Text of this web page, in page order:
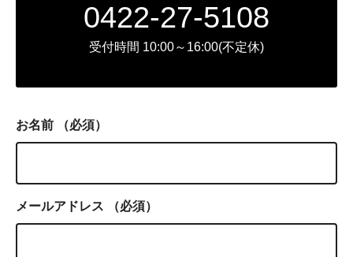
0422-27-5108
受付時間 10:00～16:00(不定休)
お名前 （必須）
メールアドレス （必須）